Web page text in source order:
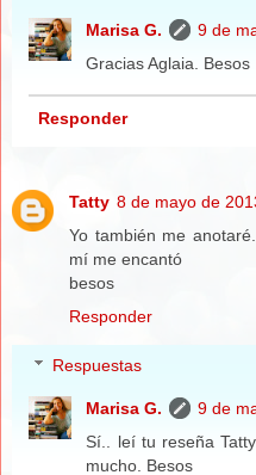
Marisa G.
9 de
Gracias Aglaia. Besos
Responder
Tatty 8 de mayo de
Yo también me
mí me encantó
besos
Responder
Respuestas
Marisa G.
9 de
Sí.. leí tu reseña
mucho. Besos